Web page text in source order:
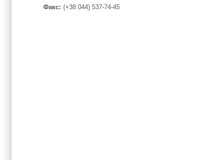
Факс
(+38 044) 537-74-45